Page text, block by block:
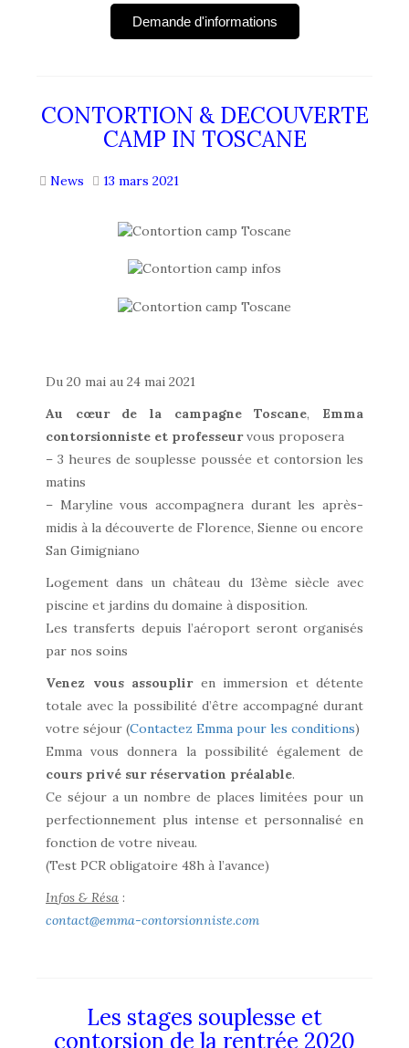
Demande d'informations
CONTORTION & DECOUVERTE
CAMP IN TOSCANE
News 13 mars 2021
Du 20 mai au 24 mai 2021
Au cœur de la campagne Toscane, Emma
contorsionniste et professeurvous proposera
– 3 heures de souplesse poussée et contorsion les
matins
– Maryline vous accompagnera durant les après-
midis à la découverte de Florence, Sienne ou encore
San Gimigniano
Logement dans un château du 13ème siècle avec
piscine et jardins du domaine à disposition.
Les transferts depuis l’aéroport seront organisés
par nos soins
Venez vous assoupliren immersion et détente
totale avec la possibilité d’être accompagné durant
votre séjour (Contactez Emma pour les conditions)
Emma vous donnera la possibilité également de
cours privé sur réservation préalable.
Ce séjour a un nombre de places limitées pour un
perfectionnement plus intense et personnalisé en
fonction de votre niveau.
(Test PCR obligatoire 48h à l’avance)
Infos & Résa :
contact@emma-contorsionniste.com
Les stages souplesse et
contorsion de la rentrée 2020